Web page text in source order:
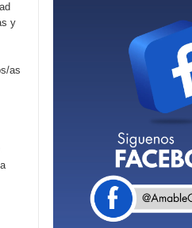
Café Santo
salida de RD
tu Capital”
y
as